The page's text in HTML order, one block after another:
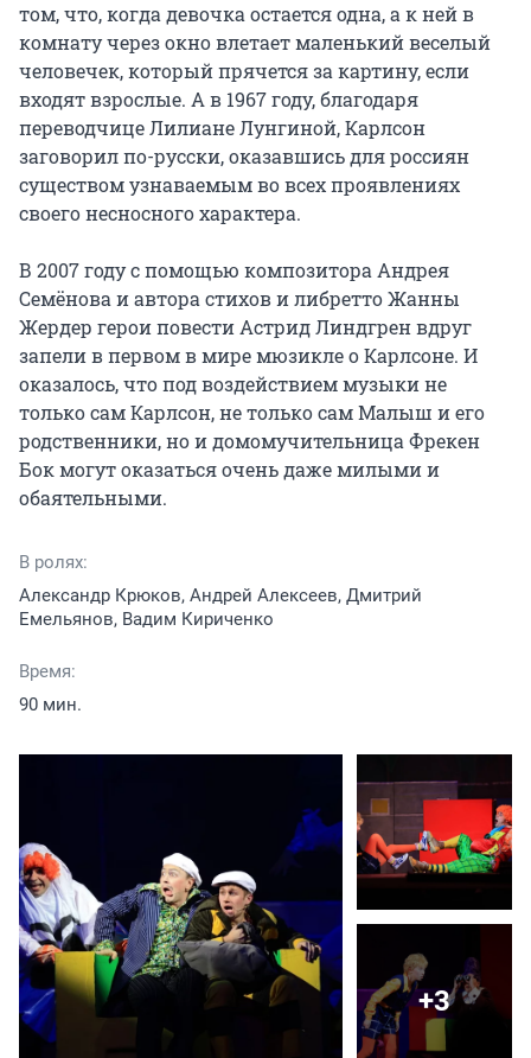
том, что, когда девочка остается одна, а к ней в
комнату через окно влетает маленький веселый
человечек, который прячется за картину, если
входят взрослые. А в 1967 году, благодаря
переводчице Лилиане Лунгиной, Карлсон
заговорил по-русски, оказавшись для россиян
существом узнаваемым во всех проявлениях
своего несносного характера.
В 2007 году с помощью композитора Андрея
Семёнова и автора стихов и либретто Жанны
Жердер герои повести Астрид Линдгрен вдруг
запели в первом в мире мюзикле о Карлсоне. И
оказалось, что под воздействием музыки не
только сам Карлсон, не только сам Малыш и его
родственники, но и домомучительница Фрекен
Бок могут оказаться очень даже милыми и
обаятельными.
В ролях:
Александр Крюков, Андрей Алексеев, Дмитрий
Емельянов, Вадим Кириченко
Время:
90 мин.
+3